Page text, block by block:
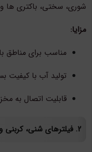
شوری، سختی، باکتری ها
مزایا:
مناسب برای مناطق
تولید آب با کیفیت
قابلیت اتصال به
2. فیلترهای شنی، کربنی و میکرونی